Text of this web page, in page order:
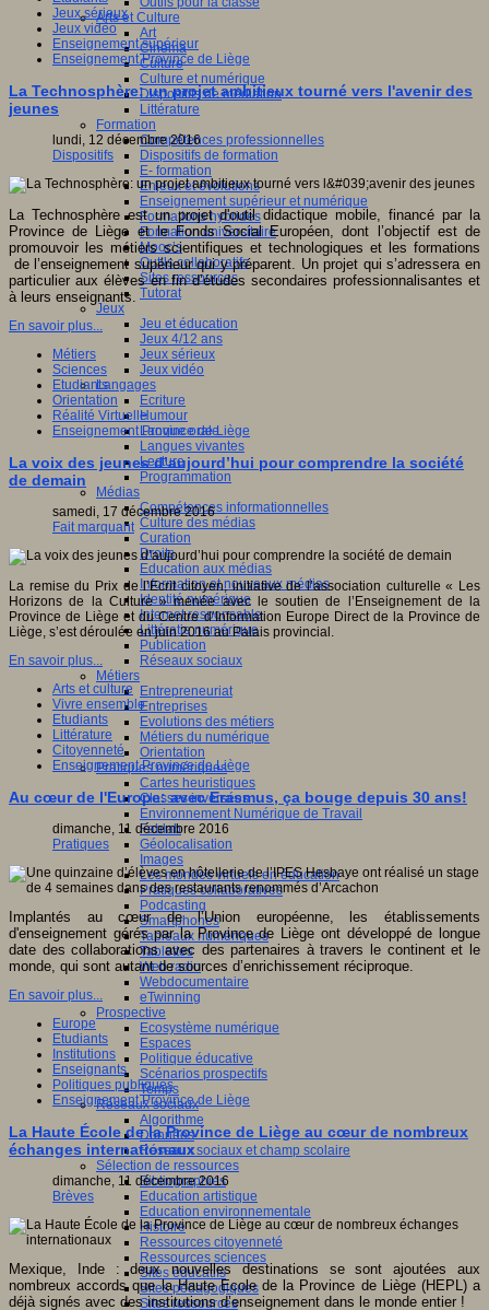
Arts et Culture
Art
Cinéma
Culture
Culture et numérique
Dispositifs de médiation
Littérature
Formation
Compétences professionnelles
Dispositifs de formation
E- formation
Enjeux et évolutions
Enseignement supérieur et numérique
Formations hybrides
Formation universitaire
Mooc’s
Outils collaboratifs
Sites ressources
Tutorat
Jeux
Jeu et éducation
Jeux 4/12 ans
Jeux sérieux
Jeux vidéo
Langages
Ecriture
Humour
Langue orale
Langues vivantes
Lecture
Programmation
Médias
Compétences informationnelles
Culture des médias
Curation
Droits
Education aux médias
Information et nouveaux médias
Identité numérique
Internet responsable
Littératie numérique
Publication
Réseaux sociaux
Métiers
Entrepreneuriat
Entreprises
Evolutions des métiers
Métiers du numérique
Orientation
Pratiques numériques
Cartes heuristiques
Classes inversées
Environnement Numérique de Travail
Fablab
Géolocalisation
Images
Les mondes virtuels en éducation
Pratiques collaboratives
Podcasting
Smartphones
Tableaux numériques
Tablettes
Web radio
Webdocumentaire
eTwinning
Prospective
Ecosystème numérique
Espaces
Politique éducative
Scénarios prospectifs
Temps
Réseaux sociaux
Algorithme
Données
Réseaux sociaux et champ scolaire
Sélection de ressources
Bibliographies
Education artistique
Education environnementale
Histoire
Ressources citoyenneté
Ressources sciences
Sites éducatifs
Sites pédagogiques
Sites ressources
Jeux sérieux
Jeux vidéo
Enseignement supérieur
Enseignement Province de Liège
La Technosphère: un projet ambitieux tourné vers l'avenir des
jeunes
lundi, 12 décembre 2016
Dispositifs
La Technosphère est un projet d'outil didactique mobile, financé par la
Province de Liège et le Fonds Social Européen, dont l’objectif est de
promouvoir les métiers scientifiques et technologiques et les formations
de l’enseignement supérieur qui y préparent. Un projet qui s’adressera en
particulier aux élèves en fin d’études secondaires professionnalisantes et
à leurs enseignants.
En savoir plus...
Métiers
Sciences
Etudiants
Orientation
Réalité Virtuelle
Enseignement Province de Liège
La voix des jeunes d’aujourd’hui pour comprendre la société
de demain
samedi, 17 décembre 2016
Fait marquant
La remise du Prix de l’Ecrit citoyen, initiative de l’association culturelle « Les
Horizons de la Culture » menée avec le soutien de l’Enseignement de la
Province de Liège et du Centre d’Information Europe Direct de la Province de
Liège, s’est déroulée en juin 2016 au Palais provincial.
En savoir plus...
Arts et culture
Vivre ensemble
Etudiants
Littérature
Citoyenneté
Enseignement Province de Liège
Au cœur de l'Europe: avec Erasmus, ça bouge depuis 30 ans!
dimanche, 11 décembre 2016
Pratiques
Implantés au cœur de l’Union européenne, les établissements
d'enseignement gérés par la Province de Liège ont développé de longue
date des collaborations avec des partenaires à travers le continent et le
monde, qui sont autant de sources d’enrichissement réciproque.
En savoir plus...
Europe
Etudiants
Institutions
Enseignants
Politiques publiques
Enseignement Province de Liège
La Haute École de la Province de Liège au cœur de nombreux
échanges internationaux
dimanche, 11 décembre 2016
Brèves
Mexique, Inde : deux nouvelles destinations se sont ajoutées aux
nombreux accords que la Haute Ecole de la Province de Liège (HEPL) a
déjà signés avec des institutions d’enseignement dans le monde entier !